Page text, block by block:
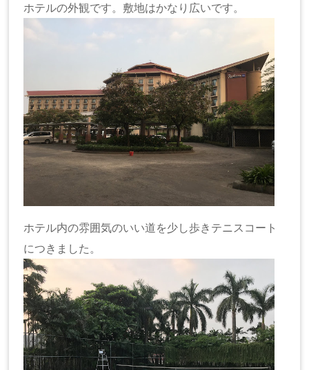
ホテルの外観です。敷地はかなり広いです。
ホテル内の雰囲気のいい道を少し歩きテニスコート
につきました。